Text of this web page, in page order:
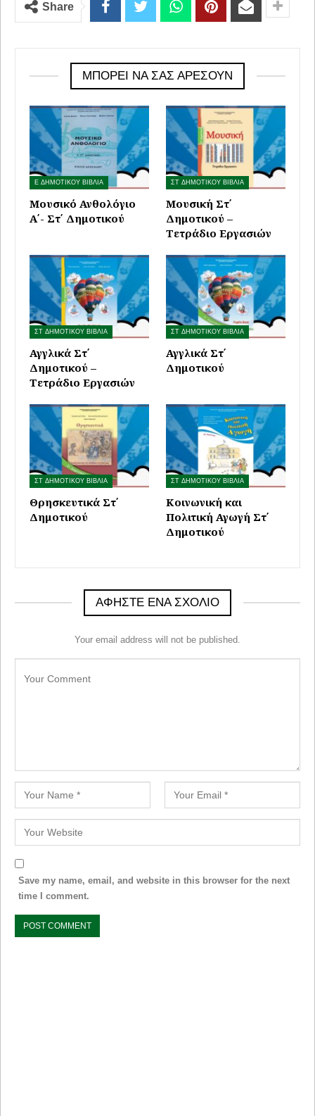
Share
ΜΠΟΡΕΊ ΝΑ ΣΑΣ ΑΡΈΣΟΥΝ
Ε ΔΗΜΟΤΙΚΟΥ ΒΙΒΛΙΑ
Μουσικό Ανθολόγιο
Α΄- Στ΄ Δημοτικού
ΣΤ ΔΗΜΟΤΙΚΟΥ ΒΙΒΛΙΑ
Μουσική Στ΄
Δημοτικού –
Τετράδιο Εργασιών
ΣΤ ΔΗΜΟΤΙΚΟΥ ΒΙΒΛΙΑ
Αγγλικά Στ΄
Δημοτικού –
Τετράδιο Εργασιών
ΣΤ ΔΗΜΟΤΙΚΟΥ ΒΙΒΛΙΑ
Αγγλικά Στ΄
Δημοτικού
ΣΤ ΔΗΜΟΤΙΚΟΥ ΒΙΒΛΙΑ
Θρησκευτικά Στ΄
Δημοτικού
ΣΤ ΔΗΜΟΤΙΚΟΥ ΒΙΒΛΙΑ
Κοινωνική και
Πολιτική Αγωγή Στ΄
Δημοτικού
ΑΦΉΣΤΕ ΈΝΑ ΣΧΌΛΙΟ
Your email address will not be published.
Save my name, email, and website in this browser for the next
time I comment.